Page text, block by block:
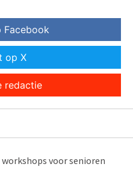
Facebook
op X
redactie
workshops voor senioren